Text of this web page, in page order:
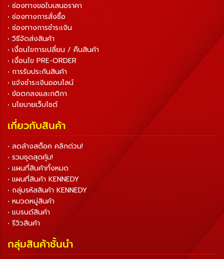
• ช่องทางขอใบเสนอราคา
• ช่องทางการสั่งซื้อ
• ช่องทางการชำระเงิน
• วิธีจัดส่งสินค้า
• เงื่อนไขการเปลี่ยน / คืนสินค้า
• เงื่อนไข PRE-ORDER
• การรับประกันสินค้า
• แจ้งชำระเงินออนไลน์
• ข้อตกลงและกติกา
• นโยบายเว็บไซต์
เกี่ยวกับสินค้า
• ลดล้างสต็อค คลิกด่วน!
• รวมชุดสุดคุ้ม!
• แผนที่สินค้าทั้งหมด
• แผนที่สินค้า KENNEDY
• กลุ่มรหัสสินค้า KENNEDY
• หมวดหมู่สินค้า
• แบรนด์สินค้า
• รีวิวสินค้า
กลุ่มสินค้าชั้นนำ